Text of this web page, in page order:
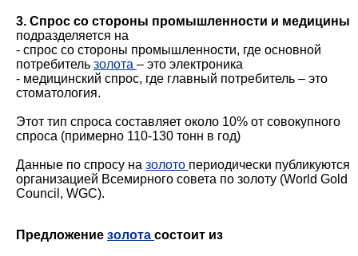
3. Спрос со стороны промышленности и медицины
подразделяется на
- спрос со стороны промышленности, где основной
потребитель золота – это электроника
- медицинский спрос, где главный потребитель – это
стоматология.
Этот тип спроса составляет около 10% от совокупного
спроса (примерно 110-130 тонн в год)
Данные по спросу на золото периодически публикуются
организацией Всемирного совета по золоту (World Gold
Council, WGC).
Предложение золота состоит из